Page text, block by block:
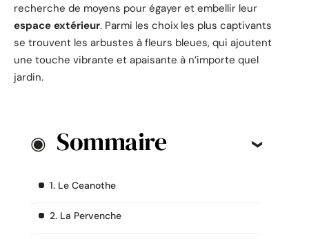
recherche de moyens pour égayer et embellir leur
espace extérieur. Parmi les choix les plus captivants
se trouvent les arbustes à fleurs bleues, qui ajoutent
une touche vibrante et apaisante à n’importe quel
jardin.
Sommaire
1. Le Ceanothe
2. La Pervenche